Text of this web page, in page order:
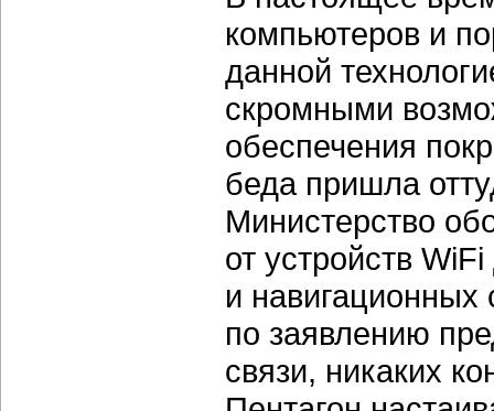
компьютеров и
данной
скромными
обеспечения
беда пришла
Министерство
от устройств
и
по заявлению
связи, никаких